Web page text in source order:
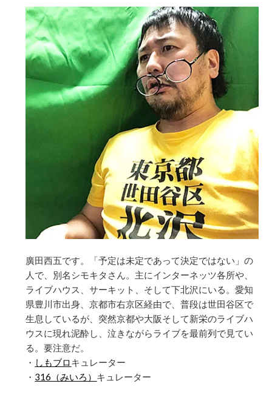
廣田西五です。「予定は未定であって決定ではない」の
人で、別名シモキタさん。主にインターネッツ各所や、
ライブハウス、サーキット、そして下北沢にいる。愛知
県豊川市出身、京都市右京区経由で、普段は世田谷区で
生息しているが、突然京都や大阪そして新栄のライブハ
ウスに現れ泥酔し、泣きながらライブを最前列で見てい
る。要注意だ。
・ しもブロキュレーター
・ 316（みいろ） キュレーター